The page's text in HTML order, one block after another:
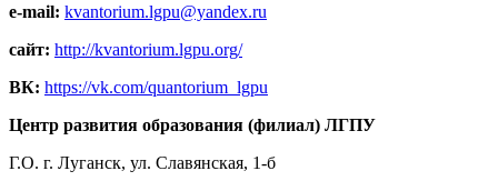
e-mail: kvantorium.lgpu@yandex.ru
сайт: http://kvantorium.lgpu.org/
ВК: https://vk.com/quantorium_lgpu
Центр развития образования (филиал) ЛГПУ
Г.О. г. Луганск, ул. Славянская, 1-б